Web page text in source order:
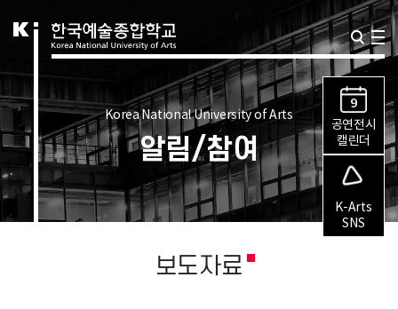
9
공연전시
캘린더
K-Arts
SNS
Korea National University of Arts
알림/참여
보도자료